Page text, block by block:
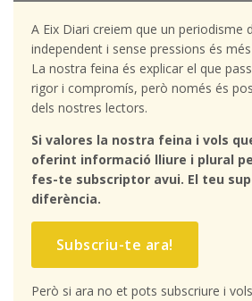
A Eix Diari creiem que un periodisme
independent i sense pressions és
La nostra feina és explicar el que
rigor i compromís, però només és
dels nostres lectors.
Si valores la nostra feina i vols
oferint informació lliure i plural
fes-te subscriptor avui. El teu
diferència.
Subscriu-te ara!
Però si ara no et pots subscriure i